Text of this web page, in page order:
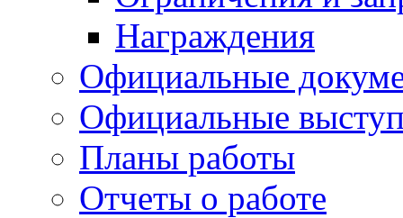
Награждения
Официальные
Официальные
Планы работы
Отчеты о работе